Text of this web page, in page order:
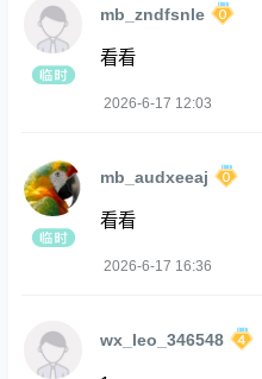
mb_zndfsnle
看看
2026-6-17 12:03
mb_audxeeaj
看看
2026-6-17 16:36
wx_leo_346548